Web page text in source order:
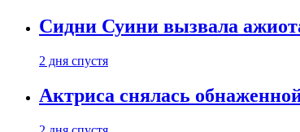
Сидни Суини вызвала
2 дня спустя
Актриса снялась